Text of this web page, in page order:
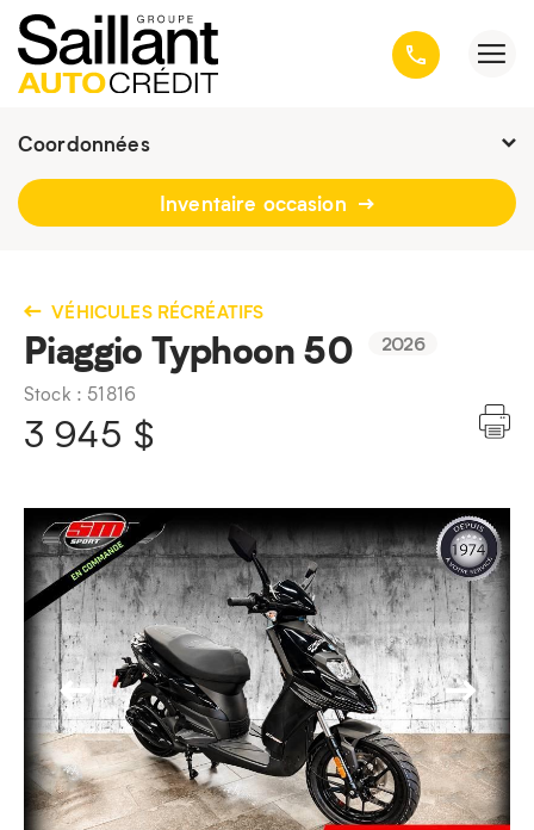
Coordonnées
Fermé : Ouverture-
418 659-6431
Inventaire occasion
VÉHICULES RÉCRÉATIFS
Piaggio Typhoon 50 2026
Stock : 51816
3 945 $